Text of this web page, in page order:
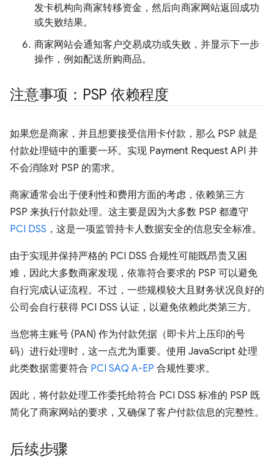
发卡机构向商家转移资金，然后向商家网站返回成功
或失败结果。
商家网站会通知客户交易成功或失败，并显示下一步
操作，例如配送所购商品。
注意事项：PSP 依赖程度
如果您是商家，并且想要接受信用卡付款，那么 PSP 就是
付款处理链中的重要一环。实现 Payment Request API 并
不会消除对 PSP 的需求。
商家通常会出于便利性和费用方面的考虑，依赖第三方
PSP 来执行付款处理。这主要是因为大多数 PSP 都遵守
PCI DSS ，这是一项监管持卡人数据安全的信息安全标准。
由于实现并保持严格的 PCI DSS 合规性可能既昂贵又困
难，因此大多数商家发现，依靠符合要求的 PSP 可以避免
自行完成认证流程。不过，一些规模较大且财务状况良好的
公司会自行获得 PCI DSS 认证，以避免依赖此类第三方。
当您将主账号 (PAN) 作为付款凭据（即卡片上压印的号
码）进行处理时，这一点尤为重要。使用 JavaScript 处理
此类数据需要符合 PCI SAQ A-EP 合规性要求。
因此，将付款处理工作委托给符合 PCI DSS 标准的 PSP 既
简化了商家网站的要求，又确保了客户付款信息的完整性。
后续步骤